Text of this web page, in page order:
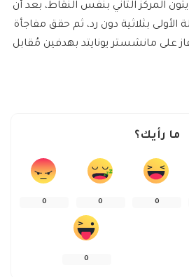
المركز الثاني بنفس النقاط، بعد أن
الأولى بثلاثية دون رد، ثم حقق مفاجأة
على مانشستر يونايتد بهدفين مُقابل
ما رأيك؟
0
0
0
0